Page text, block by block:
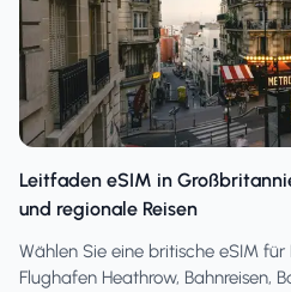
Leitfaden eSIM in
und regionale Reisen
Wählen Sie eine britische eSIM
Flughafen Heathrow, Bahnreisen,